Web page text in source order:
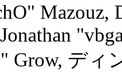
Mazouz,
ディ